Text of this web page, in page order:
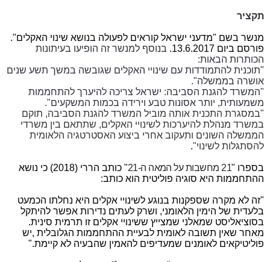
תקציר
מנשר בשם "מדעני ישראל קוראים לפעולה בנושא שינוי האקלים".
פורסם ביום 13.6.2017.
בנוסף למנשר זה הופיעו בעיתונות
הכותרות הבאות:
"תוכנית להתמודדות עם שינויי האקלים שגובשה במשך תשע שנים
אושרה בממשלה".
"המשרד להגנת הסביבה: ישראל צריכה להיערך להתחממות
משמעותית, יותר אסונות טבע וירידה בכמות המשקעים".
"במסגרת התכנית אותה מוביל המשרד להגנת הסביבה, תוקם
במשרד מנהלת להיערכות לשינויי האקלים, שתתאם בין משרדי
הממשלה השונים ותעקוב אחרי ביצוע האסטרטגיה הלאומית
להסתגלות לשינוי".
בספרו "21 מחשבות על המאה ה-21 " כותב הררי (2018) כי נושא
ההתחממות היא סוגיה פוליטית הוא כותב:
"זה לא מקרה שספקנות בנוגע לשינויי אקלים היא נחלתו הכמעט
בלעדית של הימין הלאומני, ושרק לעתים נדירות אפשר להיתקל
בסוציאליסט שמאלני שמצייץ ששינויי אקלים זו תרמית סינית.
מאחר שאין תשובה לאומית לבעיית ההתחממות הגלובלית ,יש
פוליטיקאים לאומנים שמעדיפים להאמין שהבעיה לא קיימת."